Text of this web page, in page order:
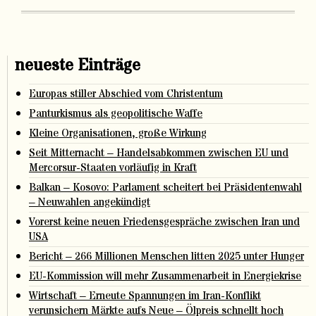
neueste Einträge
Europas stiller Abschied vom Christentum
Panturkismus als geopolitische Waffe
Kleine Organisationen, große Wirkung
Seit Mitternacht – Handelsabkommen zwischen EU und
Mercorsur-Staaten vorläufig in Kraft
Balkan – Kosovo: Parlament scheitert bei Präsidentenwahl
– Neuwahlen angekündigt
Vorerst keine neuen Friedensgespräche zwischen Iran und
USA
Bericht – 266 Millionen Menschen litten 2025 unter Hunger
EU-Kommission will mehr Zusammenarbeit in Energiekrise
Wirtschaft – Erneute Spannungen im Iran-Konflikt
verunsichern Märkte aufs Neue – Ölpreis schnellt hoch